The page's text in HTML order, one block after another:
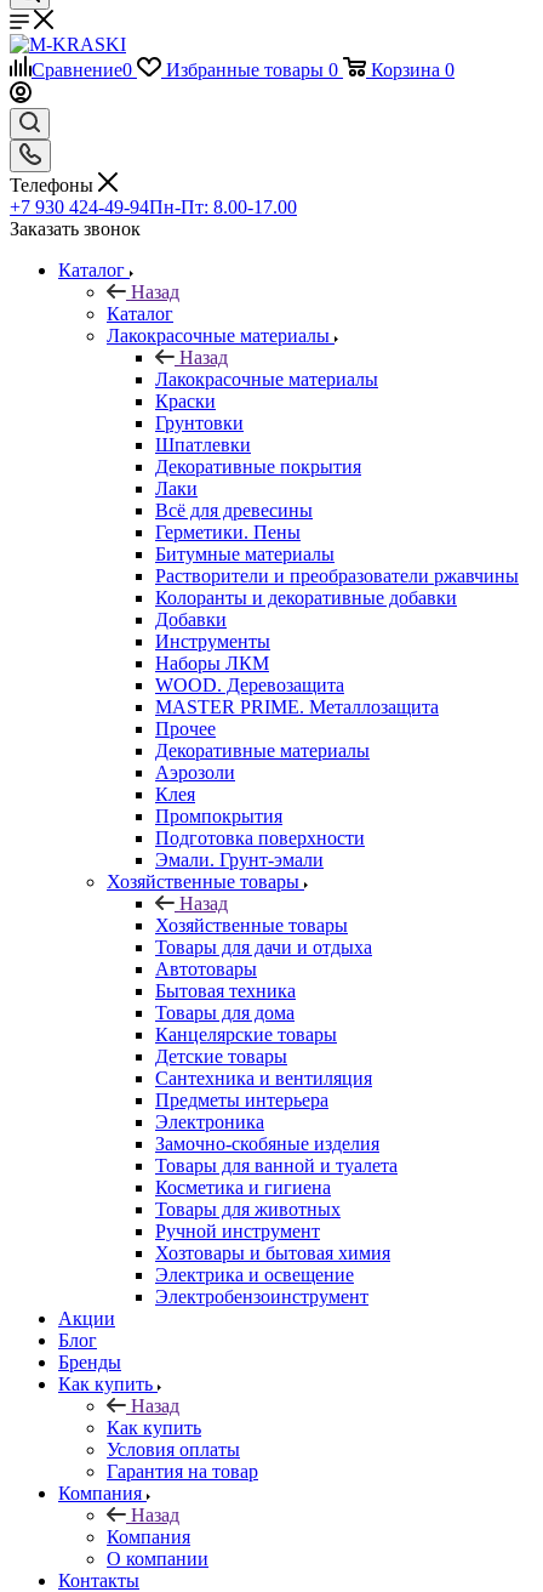
Сравнение0 Избранные товары 0 Корзина 0
Телефоны
+7 930 424-49-94Пн-Пт: 8.00-17.00
Заказать звонок
Каталог
Назад
Каталог
Лакокрасочные материалы
Назад
Лакокрасочные материалы
Краски
Грунтовки
Шпатлевки
Декоративные покрытия
Лаки
Всё для древесины
Герметики. Пены
Битумные материалы
Растворители и преобразователи ржавчины
Колоранты и декоративные добавки
Добавки
Инструменты
Наборы ЛКМ
WOOD. Деревозащита
MASTER PRIME. Металлозащита
Прочее
Декоративные материалы
Аэрозоли
Клея
Промпокрытия
Подготовка поверхности
Эмали. Грунт-эмали
Хозяйственные товары
Назад
Хозяйственные товары
Товары для дачи и отдыха
Автотовары
Бытовая техника
Товары для дома
Канцелярские товары
Детские товары
Сантехника и вентиляция
Предметы интерьера
Электроника
Замочно-скобяные изделия
Товары для ванной и туалета
Косметика и гигиена
Товары для животных
Ручной инструмент
Хозтовары и бытовая химия
Электрика и освещение
Электробензоинструмент
Акции
Блог
Бренды
Как купить
Назад
Как купить
Условия оплаты
Гарантия на товар
Компания
Назад
Компания
О компании
Контакты